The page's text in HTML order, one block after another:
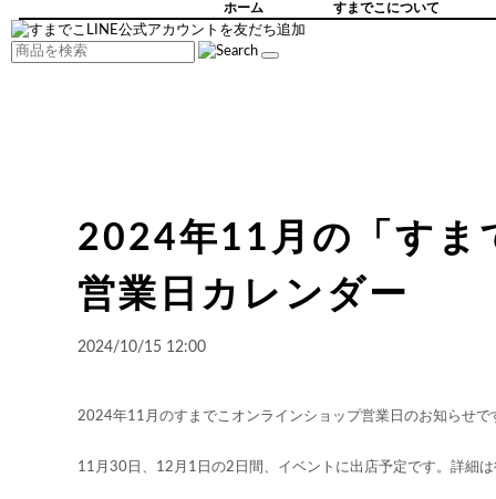
ホーム
すまでこについて
2024年11月の「すま
営業日カレンダー
2024/10/15 12:00
2024年11月のすまでこオンラインショップ営業日のお知らせで
11月30日、12月1日の2日間、イベントに出店予定です。詳細